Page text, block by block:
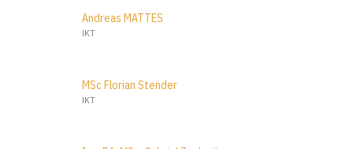
Andreas MATTES
IKT
MSc Florian Stender
IKT